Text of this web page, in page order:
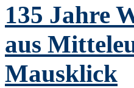
135 Jahre
aus
Mausklick